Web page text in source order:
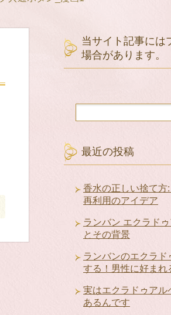
当サイト記事には
場合があります。
最近の投稿
香水の正しい捨て方
再利用のアイデア
ランバン エクラド
とその背景
ランバンのエクラド
する！男性に好まれ
実はエクラドゥアル
あるんです